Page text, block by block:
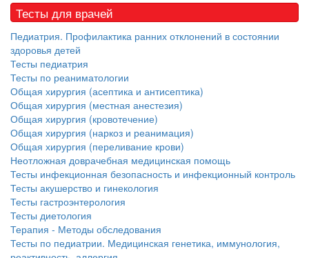
больничной палате
бесплатно, в течении всего срока лечения...
Тесты для врачей
Педиатрия. Профилактика ранних отклонений в состоянии
здоровья детей
Тесты педиатрия
Тесты по реаниматологии
Общая хирургия (асептика и антисептика)
Общая хирургия (местная анестезия)
Общая хирургия (кровотечение)
Общая хирургия (наркоз и реанимация)
Общая хирургия (переливание крови)
Неотложная доврачебная медицинская помощь
Тесты инфекционная безопасность и инфекционный контроль
Тесты акушерство и гинекология
Тесты гастроэнтерология
Тесты диетология
Терапия - Методы обследования
Тесты по педиатрии. Медицинская генетика, иммунология,